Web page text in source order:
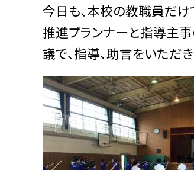
今日も、本校の教職員だ
推進プランナーと指導主
議で、指導、助言をいただき